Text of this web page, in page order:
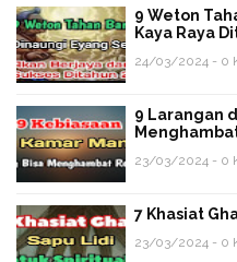
9 Weton
Kaya Raya
24/03/2024 - 0
9 Larangan
23/03/2024 - 0
7 Khasiat
23/03/2024 - 0